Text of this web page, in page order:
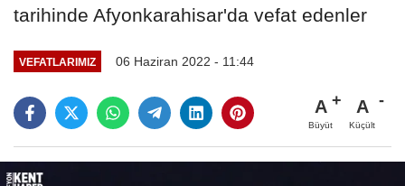
tarihinde Afyonkarahisar'da vefat edenler
VEFATLARIMIZ 06 Haziran 2022 - 11:44
A
Büyüt
A
Küçült